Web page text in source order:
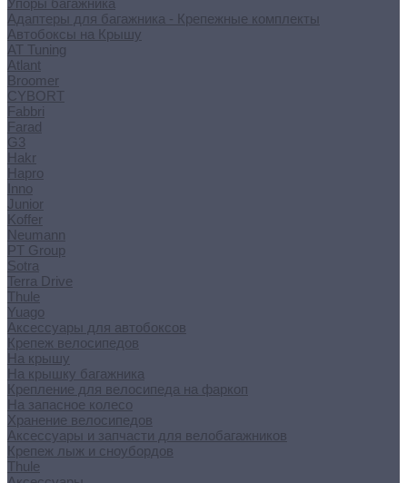
Адаптеры для багажника - Крепежные комплекты
Автобоксы на Крышу
AT Tuning
Atlant
Broomer
CYBORT
Fabbri
Farad
G3
Hakr
Hapro
Inno
Junior
Koffer
Neumann
PT Group
Sotra
Terra Drive
Thule
Yuago
Аксессуары для автобоксов
Крепеж велосипедов
На крышу
На крышку багажника
Крепление для велосипеда на фаркоп
На запасное колесо
Хранение велосипедов
Аксессуары и запчасти для велобагажников
Крепеж лыж и сноубордов
Thule